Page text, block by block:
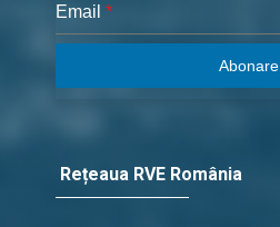
Email *
Abonare
Rețeaua RVE România